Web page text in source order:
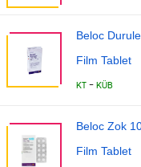
Beloc
Film Tablet
KT - KÜB
Beloc Zok
Film Tablet